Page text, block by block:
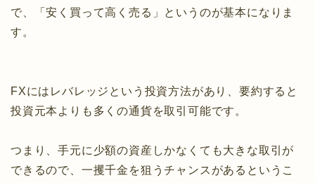
で、「安く買って高く売る」というのが基本になりま
す。
FXにはレバレッジという投資方法があり、要約すると
投資元本よりも多くの通貨を取引可能です。
つまり、手元に少額の資産しかなくても大きな取引が
できるので、一攫千金を狙うチャンスがあるというこ